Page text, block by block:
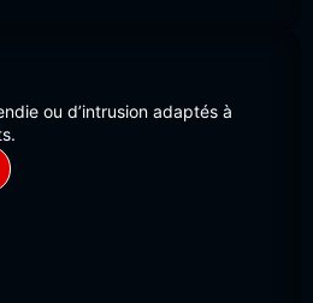
ou d’intrusion adaptés à